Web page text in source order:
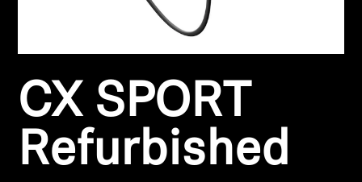
Kopfhörer-Ersatzteile & Zubehör
Hearing
Hearing
CX SPORT
Refurbished